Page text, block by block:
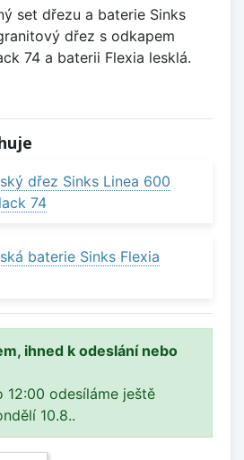
set dřezu a baterie Sinks
dřez s odkapem
74 a baterii Flexia lesklá.
dřez Sinks Linea 600
74
baterie Sinks Flexia
ihned k odeslání nebo
12:00 odesíláme ještě
10.8..